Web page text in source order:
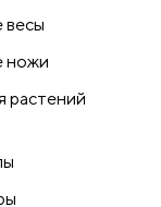
весы
ножи
растений